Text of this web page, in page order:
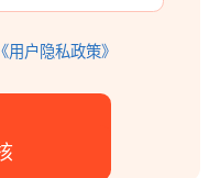
《用户隐私政策》